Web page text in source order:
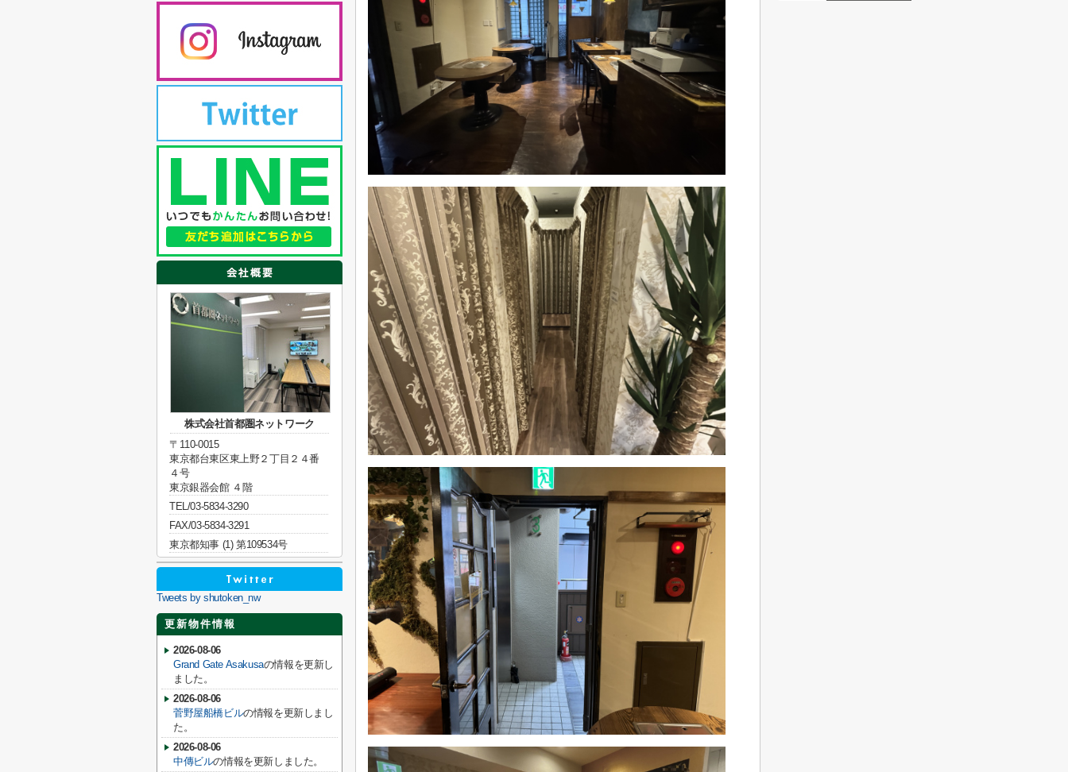
株式会社首都圏ネットワーク
〒110-0015
東京都台東区東上野２丁目２４番
４号
東京銀器会館 ４階
TEL/03-5834-3290
FAX/03-5834-3291
東京都知事 (1) 第109534号
Tweets by shutoken_nw
更新物件情報
2026-08-06
Grand Gate Asakusaの情報を更新し
ました。
2026-08-06
菅野屋船橋ビルの情報を更新しまし
た。
2026-08-06
中傳ビルの情報を更新しました。